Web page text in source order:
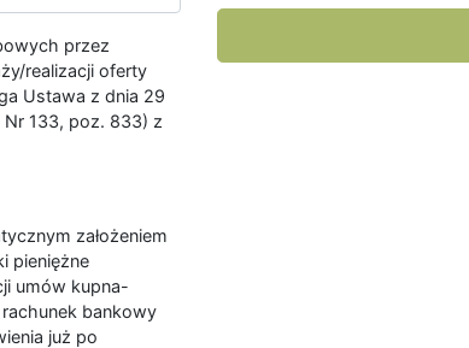
przez
realizacji oferty
Ustawa z dnia 29
133, poz. 833) z
założeniem
pieniężne
umów kupna-
bankowy
już po